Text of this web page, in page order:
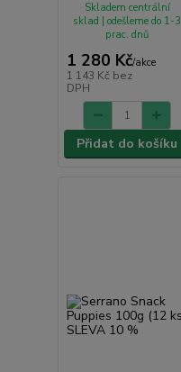
1 280 Kč/akce
1 143 Kč bez
DPH
Skladem centrální
sklad | odešleme do 1-3
prac. dnů
Přidat do košíku